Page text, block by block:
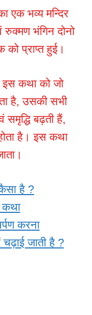
एक भव्य मन्दिर
रुक्मण भंगिन दोनो
प्राप्त हुई।
इस कथा को जो
है, उसकी सभी
समृद्धि बढ़ती हैं,
है। इस कथा
है ?
कथा
करना
जाती है ?